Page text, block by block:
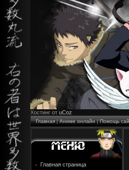
Хостинг от uCoz
Главная|Аниме онлайн|Помощь
Главная страница